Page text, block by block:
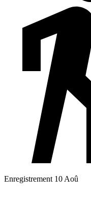
Enregistrement 10 Aoû